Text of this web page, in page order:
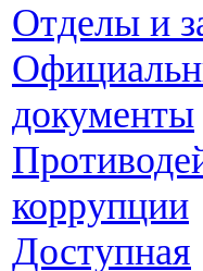
Отделы и
документы
коррупции
Доступная